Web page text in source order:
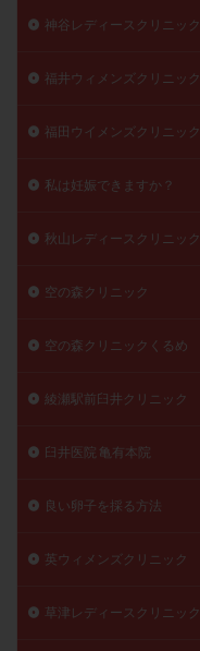
神谷レディースクリニック
福井ウィメンズクリニック
福田ウイメンズクリニック
私は妊娠できますか？
秋山レディースクリニック
空の森クリニック
空の森クリニックくるめ
綾瀬駅前臼井クリニック
臼井医院 亀有本院
良い卵子を採る方法
英ウィメンズクリニック
草津レディースクリニック